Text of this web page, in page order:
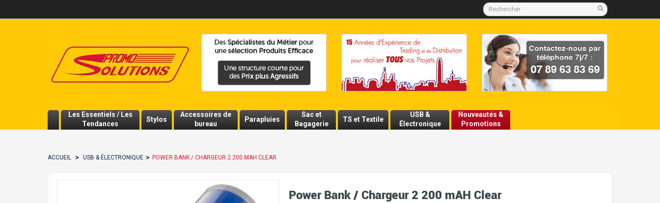
Les Essentiels / Les
Tendances
Stylos
Accessoires de
bureau
Parapluies
Sac et
Bagagerie
TS et Textile
USB &
Électronique
Nouveautés &
Promotions
ACCUEIL > USB & ÉLECTRONIQUE > POWER BANK / CHARGEUR 2 200 MAH CLEAR
Power Bank / Chargeur 2 200 mAH Clear